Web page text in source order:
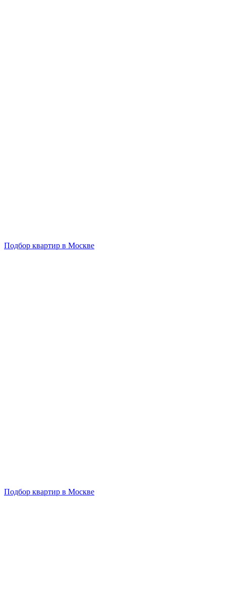
Подбор квартир в Москве
Подбор квартир в Москве